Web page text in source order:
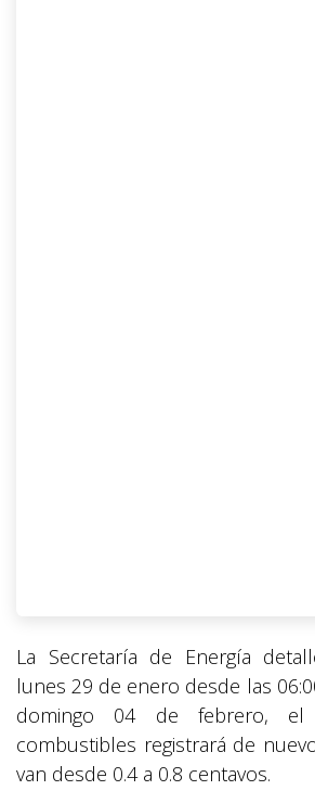
La Secretaría de Energía
lunes 29 de enero desde las
domingo 04 de febrero,
combustibles registrará de
van desde 0.4 a 0.8 centavos.